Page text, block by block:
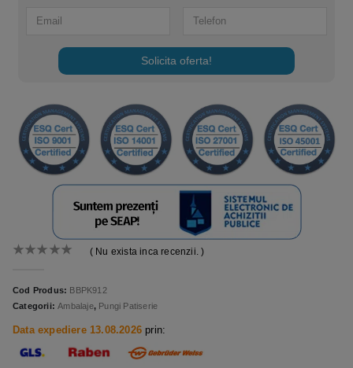
( Nu exista inca recenzii. )
Cod Produs: BBPK912
Categorii:Ambalaje, Pungi Patiserie
Data expediere 13.08.2026 prin:
Solicita oferta!